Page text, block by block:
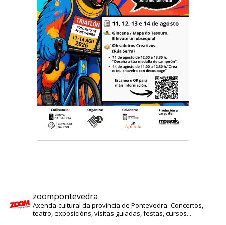
zoompontevedra
Axenda cultural da provincia de Pontevedra. Concertos,
teatro, exposicións, visitas guiadas, festas, cursos...